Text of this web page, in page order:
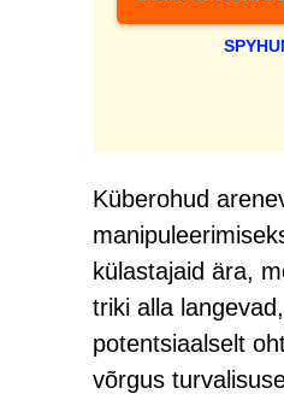
Küberohud
külastajaid ära,
triki alla
potentsiaalselt
võrgus